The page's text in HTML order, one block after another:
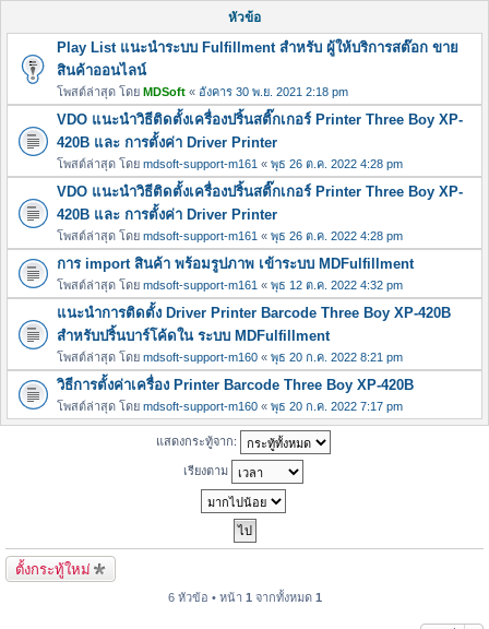
หัวข้อ
Play List แนะนำระบบ Fulfillment สำหรับ ผู้ให้บริการสต๊อก ขาย
สินค้าออนไลน์
โพสต์ล่าสุด โดย MDSoft « อังคาร 30 พ.ย. 2021 2:18 pm
VDO แนะนำวิธีติดตั้งเครื่องปริ้นสติ๊กเกอร์ Printer Three Boy XP-
420B และ การตั้งค่า Driver Printer
โพสต์ล่าสุด โดย mdsoft-support-m161 « พุธ 26 ต.ค. 2022 4:28 pm
VDO แนะนำวิธีติดตั้งเครื่องปริ้นสติ๊กเกอร์ Printer Three Boy XP-
420B และ การตั้งค่า Driver Printer
โพสต์ล่าสุด โดย mdsoft-support-m161 « พุธ 26 ต.ค. 2022 4:28 pm
การ import สินค้า พร้อมรูปภาพ เข้าระบบ MDFulfillment
โพสต์ล่าสุด โดย mdsoft-support-m161 « พุธ 12 ต.ค. 2022 4:32 pm
แนะนำการติดตั้ง Driver Printer Barcode Three Boy XP-420B
สำหรับปริ้นบาร์โค้ดใน ระบบ MDFulfillment
โพสต์ล่าสุด โดย mdsoft-support-m160 « พุธ 20 ก.ค. 2022 8:21 pm
วิธีการตั้งค่าเครื่อง Printer Barcode Three Boy XP-420B
โพสต์ล่าสุด โดย mdsoft-support-m160 « พุธ 20 ก.ค. 2022 7:17 pm
แสดงกระทู้จาก:
เรียงตาม
ตั้งกระทู้ใหม่
6 หัวข้อ • หน้า 1 จากทั้งหมด 1